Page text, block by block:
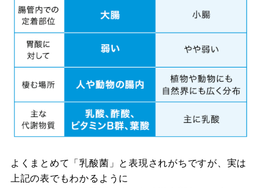
よくまとめて「乳酸菌」と表現されがちですが、実は
上記の表でもわかるように